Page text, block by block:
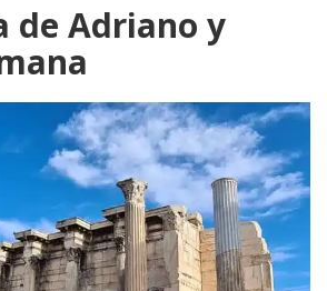
de Adriano y